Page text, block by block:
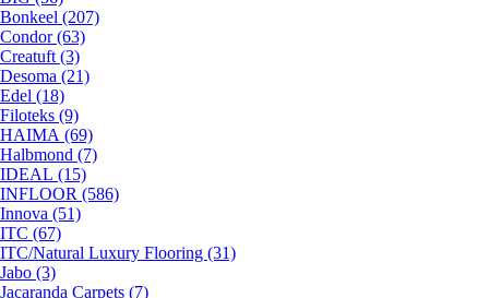
Bonkeel (207)
Condor (63)
Creatuft (3)
Desoma (21)
Edel (18)
Filoteks (9)
HAIMA (69)
Halbmond (7)
IDEAL (15)
INFLOOR (586)
Innova (51)
ITC (67)
ITC/Natural Luxury Flooring (31)
Jabo (3)
Jacaranda Carpets (7)